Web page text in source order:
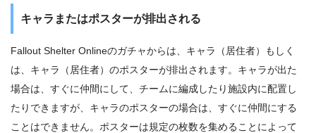
キャラまたはポスターが排出される
Fallout Shelter Onlineのガチャからは、キャラ（居住者）もしく
は、キャラ（居住者）のポスターが排出されます。キャラが出た
場合は、すぐに仲間にして、チームに編成したり施設内に配置し
たりできますが、キャラのポスターの場合は、すぐに仲間にする
ことはできません。ポスターは規定の枚数を集めることによって